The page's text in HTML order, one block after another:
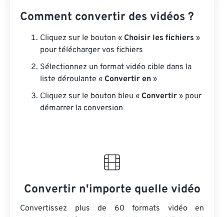
Comment convertir des vidéos ?
Cliquez sur le bouton « Choisir les fichiers »
pour télécharger vos fichiers
Sélectionnez un format vidéo cible dans la
liste déroulante « Convertir en »
Cliquez sur le bouton bleu « Convertir » pour
démarrer la conversion
Convertir n'importe quelle vidéo
Convertissez plus de 60 formats vidéo en